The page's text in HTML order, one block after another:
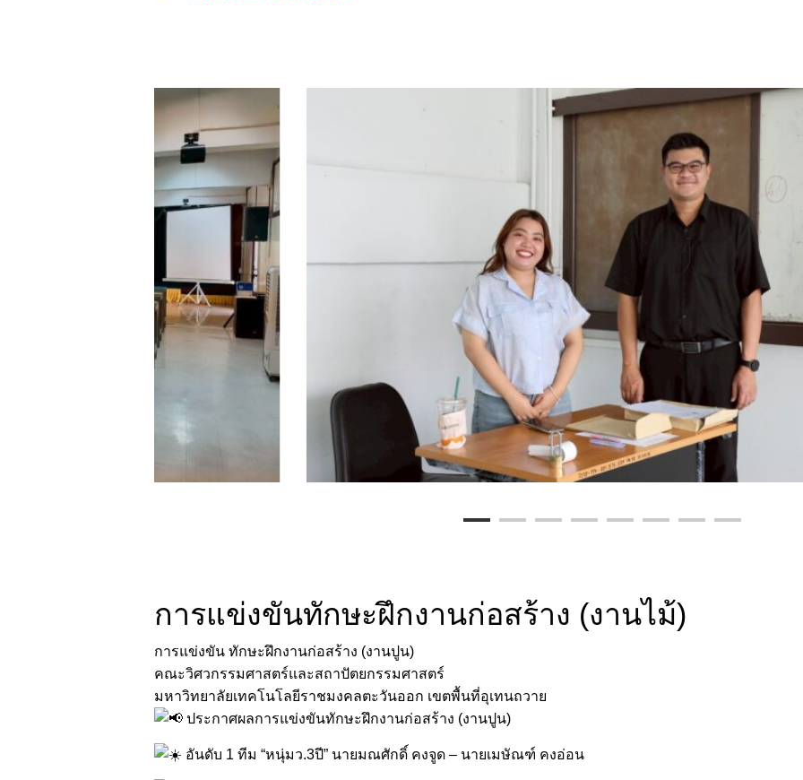
การแข่งขันทักษะฝึกงานก่อสร้าง (งานไม้)
การแข่งขัน ทักษะฝึกงานก่อสร้าง (งานปูน)
คณะวิศวกรรมศาสตร์และสถาปัตยกรรมศาสตร์
มหาวิทยาลัยเทคโนโลยีราชมงคลตะวันออก เขตพื้นที่อุเทนถวาย
ประกาศผลการแข่งขันทักษะฝึกงานก่อสร้าง (งานปูน)
อันดับ 1 ทีม “หนุ่มว.3ปี” นายมณศักดิ์ คงจูด – นายเมษัณฑ์ คงอ่อน